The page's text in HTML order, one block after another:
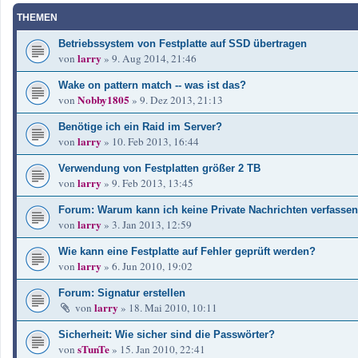
THEMEN
Betriebssystem von Festplatte auf SSD übertragen
von larry» 9. Aug 2014, 21:46
Wake on pattern match -- was ist das?
von Nobby1805 » 9. Dez 2013, 21:13
Benötige ich ein Raid im Server?
von larry» 10. Feb 2013, 16:44
Verwendung von Festplatten größer 2 TB
von larry» 9. Feb 2013, 13:45
Forum: Warum kann ich keine Private Nachrichten
von larry» 3. Jan 2013, 12:59
Wie kann eine Festplatte auf Fehler geprüft werden?
von larry» 6. Jun 2010, 19:02
Forum: Signatur erstellen
von larry» 18. Mai 2010, 10:11
Sicherheit: Wie sicher sind die Passwörter?
von sTunTe» 15. Jan 2010, 22:41